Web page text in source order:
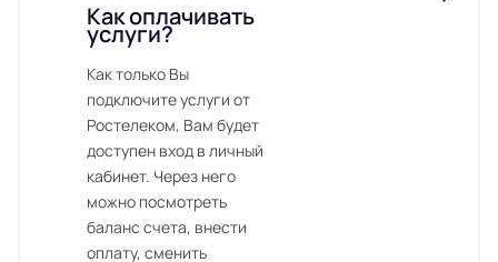
Как оплачивать
услуги?
Как только Вы
подключите услуги от
Ростелеком, Вам будет
доступен вход в личный
кабинет. Через него
можно посмотреть
баланс счета, внести
оплату, сменить